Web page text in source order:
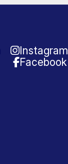
Instagram
Facebook